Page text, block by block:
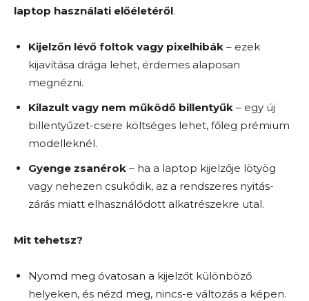
laptop használati előéletéről.
Kijelzőn lévő foltok vagy pixelhibák – ezek
kijavítása drága lehet, érdemes alaposan
megnézni.
Kilazult vagy nem működő billentyűk – egy új
billentyűzet-csere költséges lehet, főleg prémium
modelleknél.
Gyenge zsanérok – ha a laptop kijelzője lötyög
vagy nehezen csukódik, az a rendszeres nyitás-
zárás miatt elhasználódott alkatrészekre utal.
Mit tehetsz?
Nyomd meg óvatosan a kijelzőt különböző
helyeken, és nézd meg, nincs-e változás a képen.